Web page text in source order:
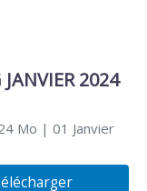
2024
Mo | 01 Janvier